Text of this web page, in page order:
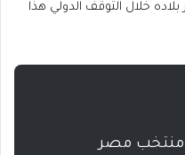
خلال التوقف الدولي هذا
منتخب مصر